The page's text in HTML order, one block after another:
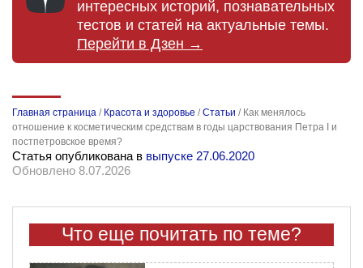
интересных историй, познавательных
тестов и статей на актуальные темы.
Перейти в Дзен →
Главная страница / Красота и здоровье /Статьи / Как менялось
отношение к косметическим средствам в годы царствования Петра I и
постпетровское время?
Статья опубликована в выпуске 27.06.2020
Обновлено 8.07.2026
Что еще почитать по теме?